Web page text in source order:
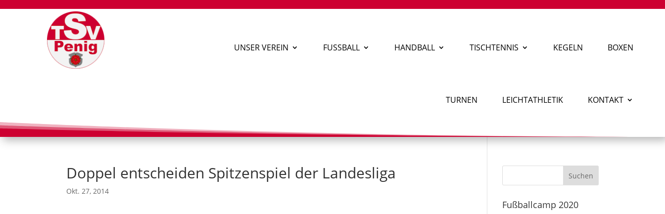
UNSER VEREIN FUSSBALL HANDBALL TISCHTENNIS KEGELN BOXEN
TURNEN LEICHTATHLETIK KONTAKT
Doppel entscheiden Spitzenspiel der Landesliga
Okt. 27, 2014
Fußballcamp 2020